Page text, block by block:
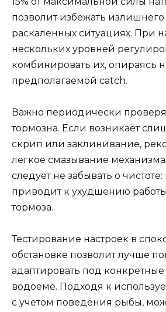
позволит избежать излишнего
раскаленных ситуациях. При
нескольких уровней
комбинировать их, опираясь
предполагаемой catch.
Важно периодически
тормозна. Если возникает
скрип или заклинивание,
легкое смазывание
следует не забывать о чистоте:
приводит к ухудшению
тормоза.
Тестирование настроек в
обстановке позволит лучше
адаптировать под конкретные
водоеме. Подходя к
с учетом поведения рыбы,